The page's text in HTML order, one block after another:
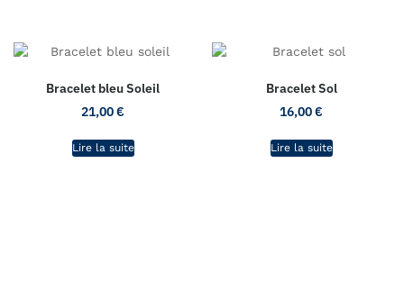
Bracelet bleu Soleil
21,00€
Lire la suite
Bracelet Sol
16,00€
Lire la suite